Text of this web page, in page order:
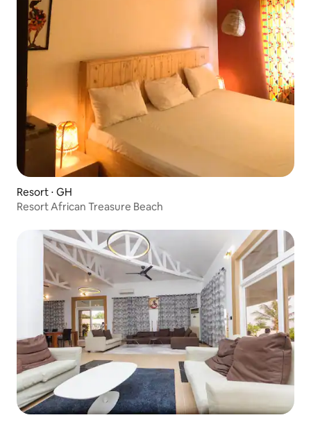
Resort ⋅ GH
Resort African Treasure Beach